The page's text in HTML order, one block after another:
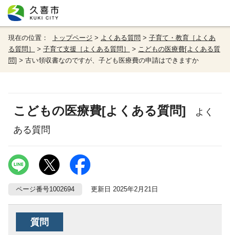
現在の位置： トップページ > よくある質問 > 子育て・教育［よくあ
る質問］
> 子育て支援［よくある質問］ > こどもの医療費[よくある質
問] > 古い領収書なのですが、子ども医療費の申請はできますか
こどもの医療費[よくある質問] よく
ある質問
ページ番号1002694 更新日 2025年2月21日
質問